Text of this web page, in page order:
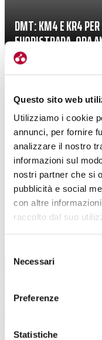
Questo sito web
Utilizziamo i cookie
annunci, per fornire
analizzare il nostro
informazioni sul
nostri partner che si
pubblicità e social
con altre
raccolto dal suo
delNecessari
Preferenze
Statistiche
DMT: KM4 E KR4 PER
FUORISTRADA, ORA
TUTTE LE